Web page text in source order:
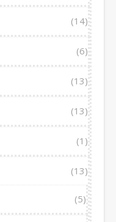
(14)
(6)
(13)
(13)
(1)
(13)
(5)